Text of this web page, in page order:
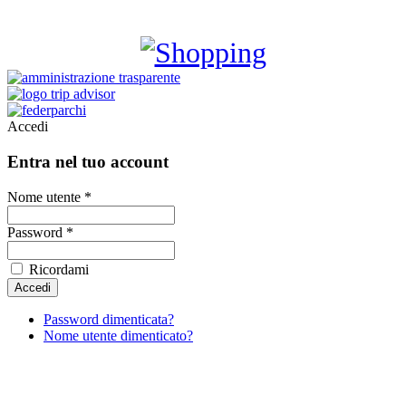
Accedi
Entra nel tuo account
Nome utente *
Password *
Ricordami
Password dimenticata?
Nome utente dimenticato?